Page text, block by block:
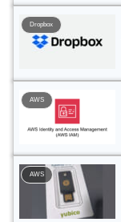
Dropbox
AWS
AWS